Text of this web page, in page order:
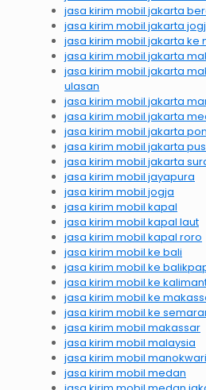
jasa kirim mobil jakarta
jasa kirim mobil jakarta
jasa kirim mobil jakarta ke
jasa kirim mobil jakarta
jasa kirim mobil jakarta
ulasan
jasa kirim mobil jakarta
jasa kirim mobil jakarta
jasa kirim mobil jakarta
jasa kirim mobil jakarta
jasa kirim mobil jakarta
jasa kirim mobil jayapura
jasa kirim mobil jogja
jasa kirim mobil kapal
jasa kirim mobil kapal laut
jasa kirim mobil kapal roro
jasa kirim mobil ke bali
jasa kirim mobil ke
jasa kirim mobil ke
jasa kirim mobil ke
jasa kirim mobil ke
jasa kirim mobil makassar
jasa kirim mobil malaysia
jasa kirim mobil manokwari
jasa kirim mobil medan